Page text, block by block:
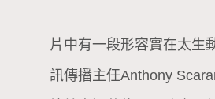
片中有一段形容實在太生
訊傳播主任Anthony